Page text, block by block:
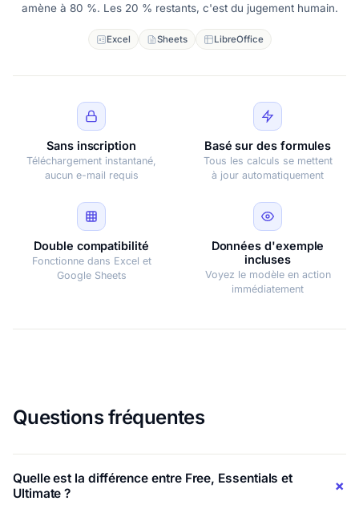
amène à 80 %. Les 20 % restants, c'est du jugement humain.
Excel Sheets LibreOffice
Sans inscription
Téléchargement instantané,
aucun e-mail requis
Basé sur des formules
Tous les calculs se mettent
à jour automatiquement
Double compatibilité
Fonctionne dans Excel et
Google Sheets
Données d'exemple
incluses
Voyez le modèle en action
immédiatement
Questions fréquentes
Quelle est la différence entre Free, Essentials et
Ultimate ?